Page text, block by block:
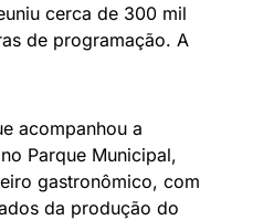
cerca de 300 mil
de programação. A
acompanhou a
Parque Municipal,
gastronômico, com
da produção do